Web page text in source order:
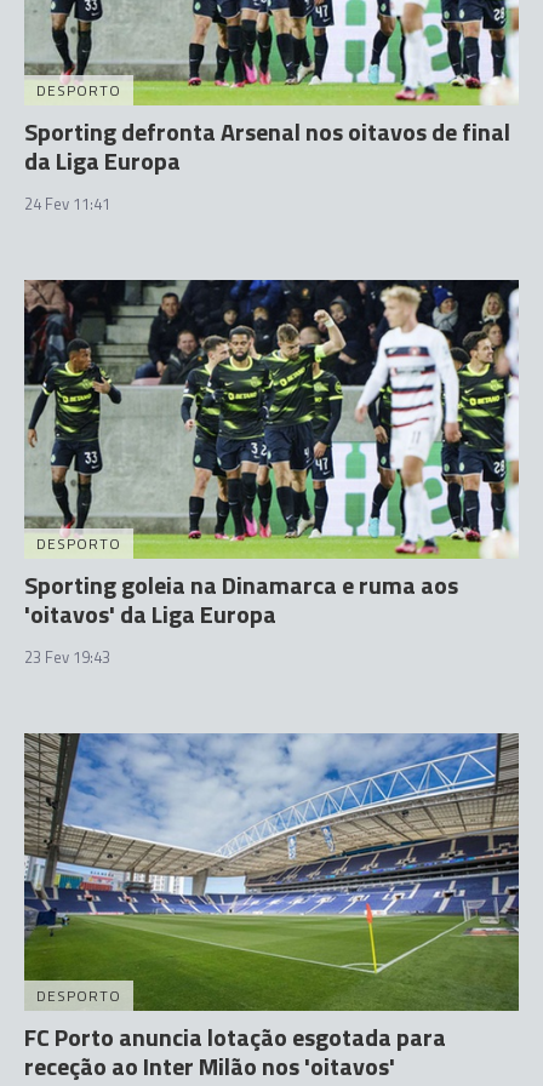
DESPORTO
Sporting defronta Arsenal nos oitavos de final
da Liga Europa
24 Fev 11:41
DESPORTO
Sporting goleia na Dinamarca e ruma aos
'oitavos' da Liga Europa
23 Fev 19:43
DESPORTO
FC Porto anuncia lotação esgotada para
receção ao Inter Milão nos 'oitavos'